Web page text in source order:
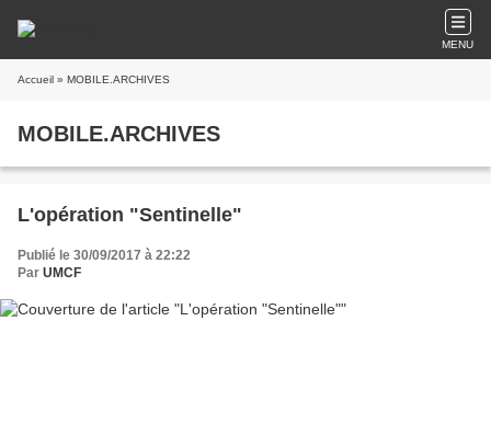
MENU
Accueil » MOBILE.ARCHIVES
MOBILE.ARCHIVES
L'opération "Sentinelle"
Publié le 30/09/2017 à 22:22
Par UMCF